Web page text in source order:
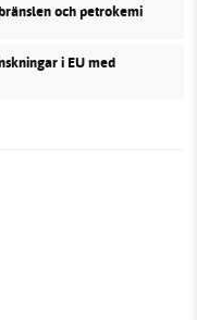
och petrokemi
i EU med